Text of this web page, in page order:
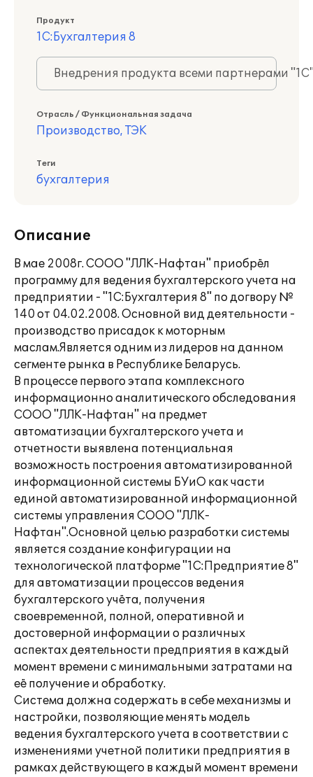
Продукт
1С:Бухгалтерия 8
Внедрения продукта всеми партнерами
Отрасль / Функциональная задача
Производство, ТЭК
Теги
бухгалтерия
Описание
В мае 2008г. СООО "ЛЛК-Нафтан" приобрёл
программу для ведения бухгалтерского учета на
предприятии - "1С:Бухгалтерия 8" по догвору №
140 от 04.02.2008. Основной вид деятельности -
производство присадок к моторным
маслам.Является одним из лидеров на данном
сегменте рынка в Республике Беларусь.
В процессе первого этапа комплексного
информационно аналитического обследования
СООО "ЛЛК-Нафтан" на предмет
автоматизации бухгалтерского учета и
отчетности выявлена потенциальная
возможность построения автоматизированной
информационной системы БУиО как части
единой автоматизированной информационной
системы управления СООО "ЛЛК-
Нафтан".Основной целью разработки системы
является создание конфигурации на
технологической платформе "1С:Предприятие 8"
для автоматизации процессов ведения
бухгалтерского учёта, получения
своевременной, полной, оперативной и
достоверной информации о различных
аспектах деятельности предприятия в каждый
момент времени с минимальными затратами на
её получение и обработку.
Система должна содержать в себе механизмы и
настройки, позволяющие менять модель
ведения бухгалтерского учета в соответствии с
изменениями учетной политики предприятия в
рамках действующего в каждый момент времени